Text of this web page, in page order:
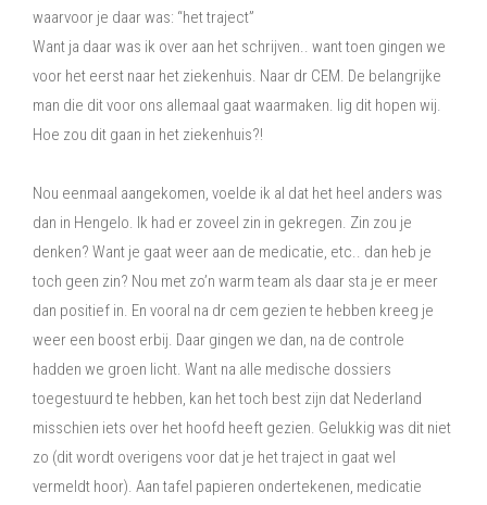
waarvoor je daar was: “het traject”
Want ja daar was ik over aan het schrijven.. want toen gingen we
voor het eerst naar het ziekenhuis. Naar dr CEM. De belangrijke
man die dit voor ons allemaal gaat waarmaken. Iig dit hopen wij.
Hoe zou dit gaan in het ziekenhuis?!
Nou eenmaal aangekomen, voelde ik al dat het heel anders was
dan in Hengelo. Ik had er zoveel zin in gekregen. Zin zou je
denken? Want je gaat weer aan de medicatie, etc.. dan heb je
toch geen zin? Nou met zo’n warm team als daar sta je er meer
dan positief in. En vooral na dr cem gezien te hebben kreeg je
weer een boost erbij. Daar gingen we dan, na de controle
hadden we groen licht. Want na alle medische dossiers
toegestuurd te hebben, kan het toch best zijn dat Nederland
misschien iets over het hoofd heeft gezien. Gelukkig was dit niet
zo (dit wordt overigens voor dat je het traject in gaat wel
vermeldt hoor). Aan tafel papieren ondertekenen, medicatie